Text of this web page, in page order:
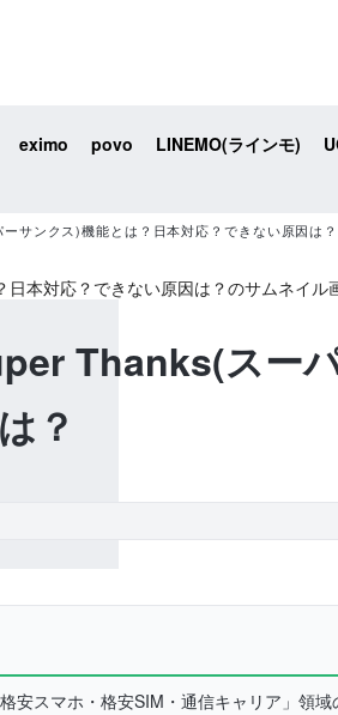
eximo povo LINEMO(ラインモ)
サンクス)機能とは？日本対応？できない原因は？
Thanks(スー
？
安スマホ・格安SIM・通信キャリア」領域